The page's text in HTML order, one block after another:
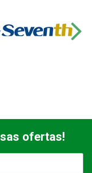
ofertas!